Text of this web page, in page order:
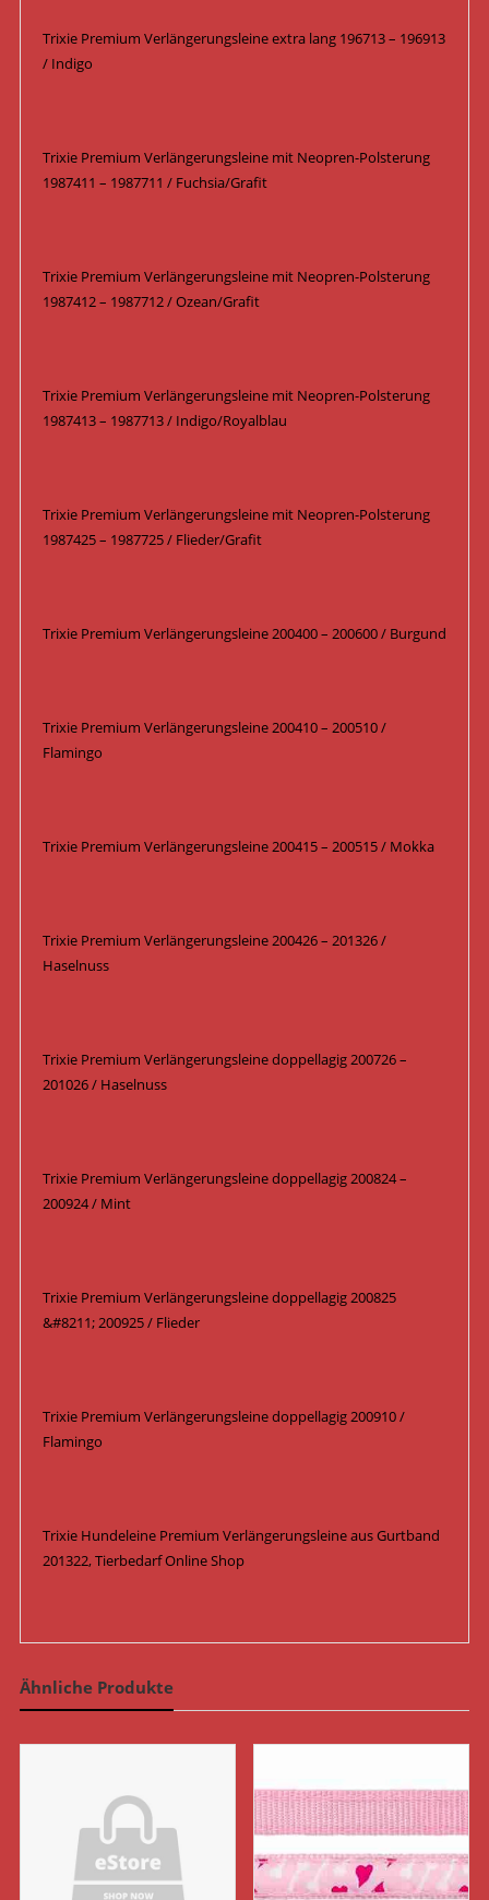
Trixie Premium Verlängerungsleine extra lang 196713 – 196913
/ Indigo
Trixie Premium Verlängerungsleine mit Neopren-Polsterung
1987411 – 1987711 / Fuchsia/Grafit
Trixie Premium Verlängerungsleine mit Neopren-Polsterung
1987412 – 1987712 / Ozean/Grafit
Trixie Premium Verlängerungsleine mit Neopren-Polsterung
1987413 – 1987713 / Indigo/Royalblau
Trixie Premium Verlängerungsleine mit Neopren-Polsterung
1987425 – 1987725 / Flieder/Grafit
Trixie Premium Verlängerungsleine 200400 – 200600 / Burgund
Trixie Premium Verlängerungsleine 200410 – 200510 /
Flamingo
Trixie Premium Verlängerungsleine 200415 – 200515 / Mokka
Trixie Premium Verlängerungsleine 200426 – 201326 /
Haselnuss
Trixie Premium Verlängerungsleine doppellagig 200726 –
201026 / Haselnuss
Trixie Premium Verlängerungsleine doppellagig 200824 –
200924 / Mint
Trixie Premium Verlängerungsleine doppellagig 200825
&#8211; 200925 / Flieder
Trixie Premium Verlängerungsleine doppellagig 200910 /
Flamingo
Trixie Hundeleine Premium Verlängerungsleine aus Gurtband
201322, Tierbedarf Online Shop
Ähnliche Produkte